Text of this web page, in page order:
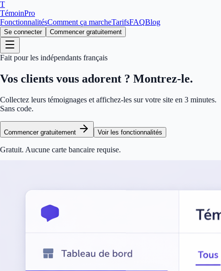
T
TémoinPro
FonctionnalitésComment ça marcheTarifsFAQBlog
Se connecter Commencer gratuitement
Fait pour les indépendants français
Vos clients vous adorent ? Montrez-le.
Collectez leurs témoignages et affichez-les sur votre site en 3 minutes.
Sans code.
Commencer gratuitement Voir les fonctionnalités
Gratuit. Aucune carte bancaire requise.